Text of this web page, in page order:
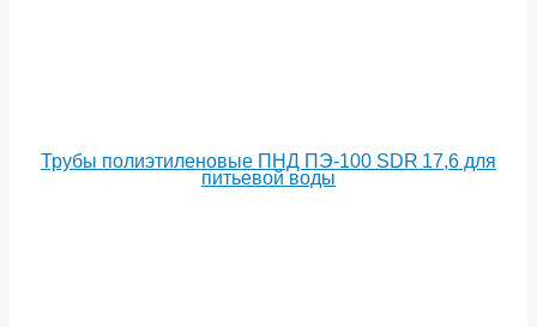
Трубы полиэтиленовые ПНД ПЭ-100 SDR 17,6 для
питьевой воды